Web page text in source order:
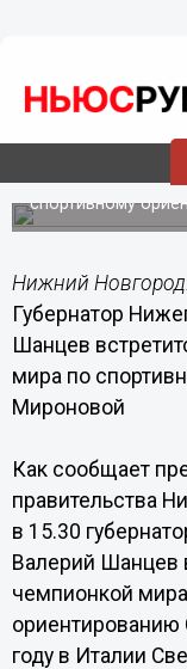
Мироновой
В 2014 году в
россиянкой,
спортивному
Нижний
Губернатор
Шанцев
мира по
Мироновой
Как сообщает
правительства
в 15.30
Валерий Шанцев
чемпионкой
ориентированию
году в Италии